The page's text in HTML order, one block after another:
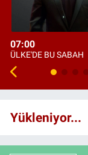
07:00
ÜLKE'DE BU SABAH
Yükleniyor...